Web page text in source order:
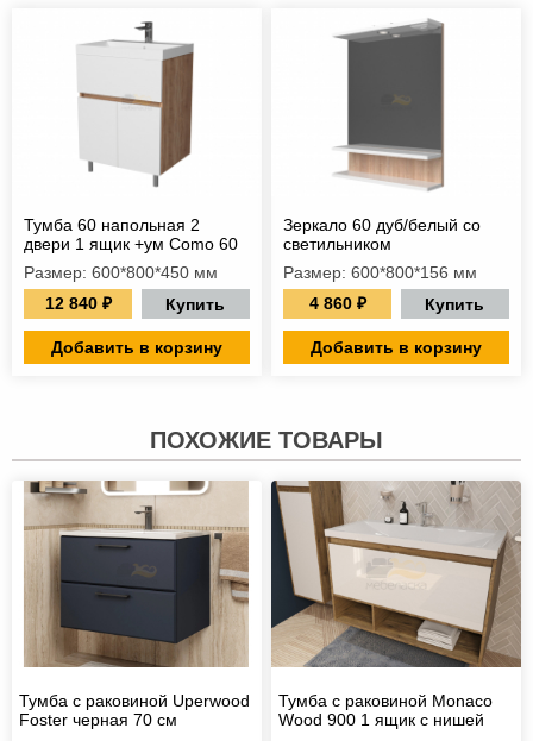
Тумба 60 напольная 2
двери 1 ящик +ум Como 60
Размер: 600*800*450 мм
12 840 ₽
Купить
Добавить в корзину
Зеркало 60 дуб/белый со
светильником
Размер: 600*800*156 мм
4 860 ₽
Купить
Добавить в корзину
ПОХОЖИЕ ТОВАРЫ
Тумба с раковиной Uperwood
Foster черная 70 см
Тумба с раковиной Monaco
Wood 900 1 ящик с нишей